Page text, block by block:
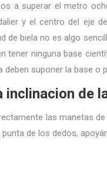
a superar el metro
y el centro del eje
de biela no es algo
ninguna base
suponer la base o
de
las manetas
de los dedos,